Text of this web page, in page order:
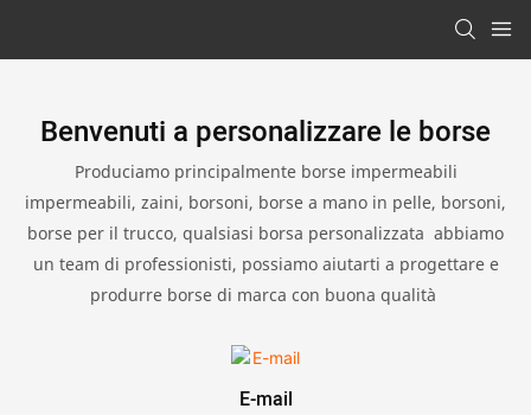
Benvenuti a personalizzare le borse
Produciamo principalmente borse impermeabili
impermeabili, zaini, borsoni, borse a mano in pelle, borsoni,
borse per il trucco, qualsiasi borsa personalizzata abbiamo
un team di professionisti, possiamo aiutarti a progettare e
produrre borse di marca con buona qualità
E-mail